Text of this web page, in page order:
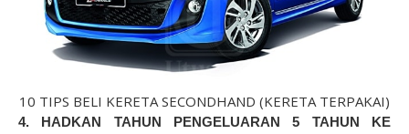
10 TIPS BELI KERETA SECONDHAND (KERETA TERPAKAI)
4. HADKAN TAHUN PENGELUARAN 5 TAHUN KE